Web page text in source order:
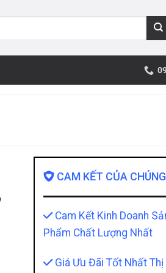
CAM KẾT CỦA
Cam Kết Kinh Doanh
Phẩm Chất Lượng Nhất
Giá Ưu Đãi Tốt Nhất Thị